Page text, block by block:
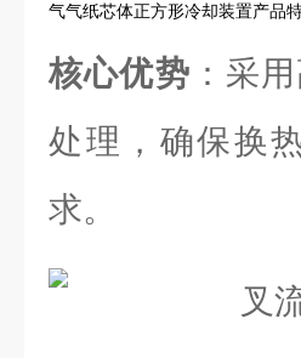
气气纸芯体正方形冷却装置产品
核心优势 ：采
处理，确保换
求。